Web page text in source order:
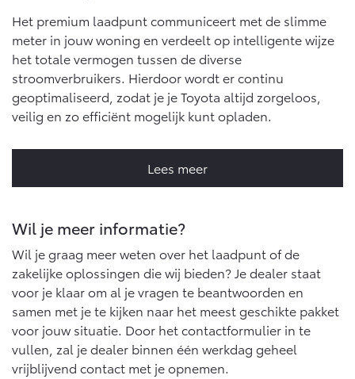
Het premium laadpunt communiceert met de slimme
meter in jouw woning en verdeelt op intelligente wijze
het totale vermogen tussen de diverse
stroomverbruikers. Hierdoor wordt er continu
geoptimaliseerd, zodat je je Toyota altijd zorgeloos,
veilig en zo efficiënt mogelijk kunt opladen.
Lees meer
Wil je meer informatie?
Wil je graag meer weten over het laadpunt of de
zakelijke oplossingen die wij bieden? Je dealer staat
voor je klaar om al je vragen te beantwoorden en
samen met je te kijken naar het meest geschikte pakket
voor jouw situatie. Door het contactformulier in te
vullen, zal je dealer binnen één werkdag geheel
vrijblijvend contact met je opnemen.